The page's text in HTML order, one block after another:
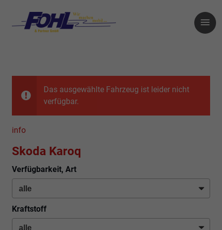
Das ausgewählte Fahrzeug ist leider nicht
verfügbar.
info
Skoda Karoq
Verfügbarkeit, Art
Kraftstoff